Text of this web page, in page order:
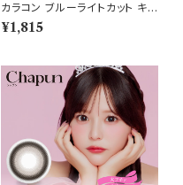
カラコン ブルーライトカット キャ
ンディーマジック ワンデー 【CO
LOR：シュガーブラウン】1箱10
ーカラコン コンタクトレンズ
¥1,815